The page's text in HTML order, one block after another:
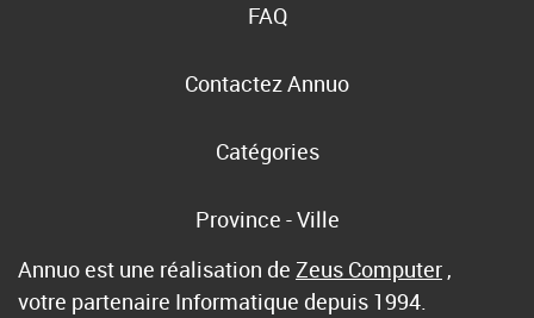
FAQ
Contactez Annuo
Catégories
Province - Ville
Annuo est une réalisation de Zeus Computer ,
votre partenaire Informatique depuis 1994.